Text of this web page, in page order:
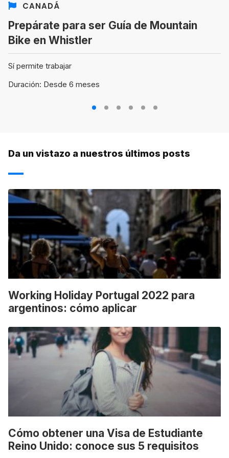
CANADÁ
Prepárate para ser Guía de Mountain
Bike en Whistler
Sí permite trabajar
Duración: Desde 6 meses
3 4 5 6
Da un vistazo a nuestros últimos posts
Working Holiday Portugal 2022 para
argentinos: cómo aplicar
Cómo obtener una Visa de Estudiante
Reino Unido: conoce sus 5 requisitos